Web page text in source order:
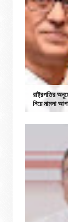
রাষ্ট্রপতির
নিয়ে মামলা